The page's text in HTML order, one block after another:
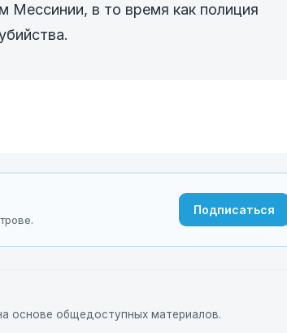
Мессинии, в то время как полиция
Подписаться
основе общедоступных материалов.